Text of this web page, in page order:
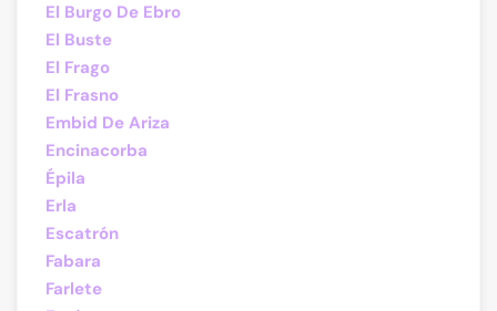
El Burgo De Ebro
El Buste
El Frago
El Frasno
Embid De Ariza
Encinacorba
Épila
Erla
Escatrón
Fabara
Farlete